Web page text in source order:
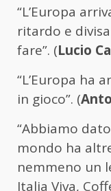
“L’Europa
ritardo e
fare”. (Lucio
“L’Europa ha
in gioco”. (
“Abbiamo
mondo ha
nemmeno un
Italia Viva,